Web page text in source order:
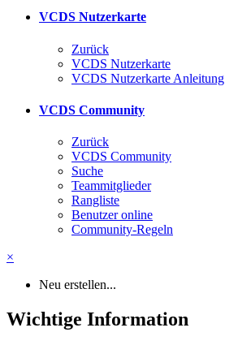
VCDS Nutzerkarte
Zurück
VCDS Nutzerkarte
VCDS Nutzerkarte Anleitung
VCDS Community
Zurück
VCDS Community
Suche
Teammitglieder
Rangliste
Benutzer online
Community-Regeln
×
Neu erstellen...
Wichtige Information